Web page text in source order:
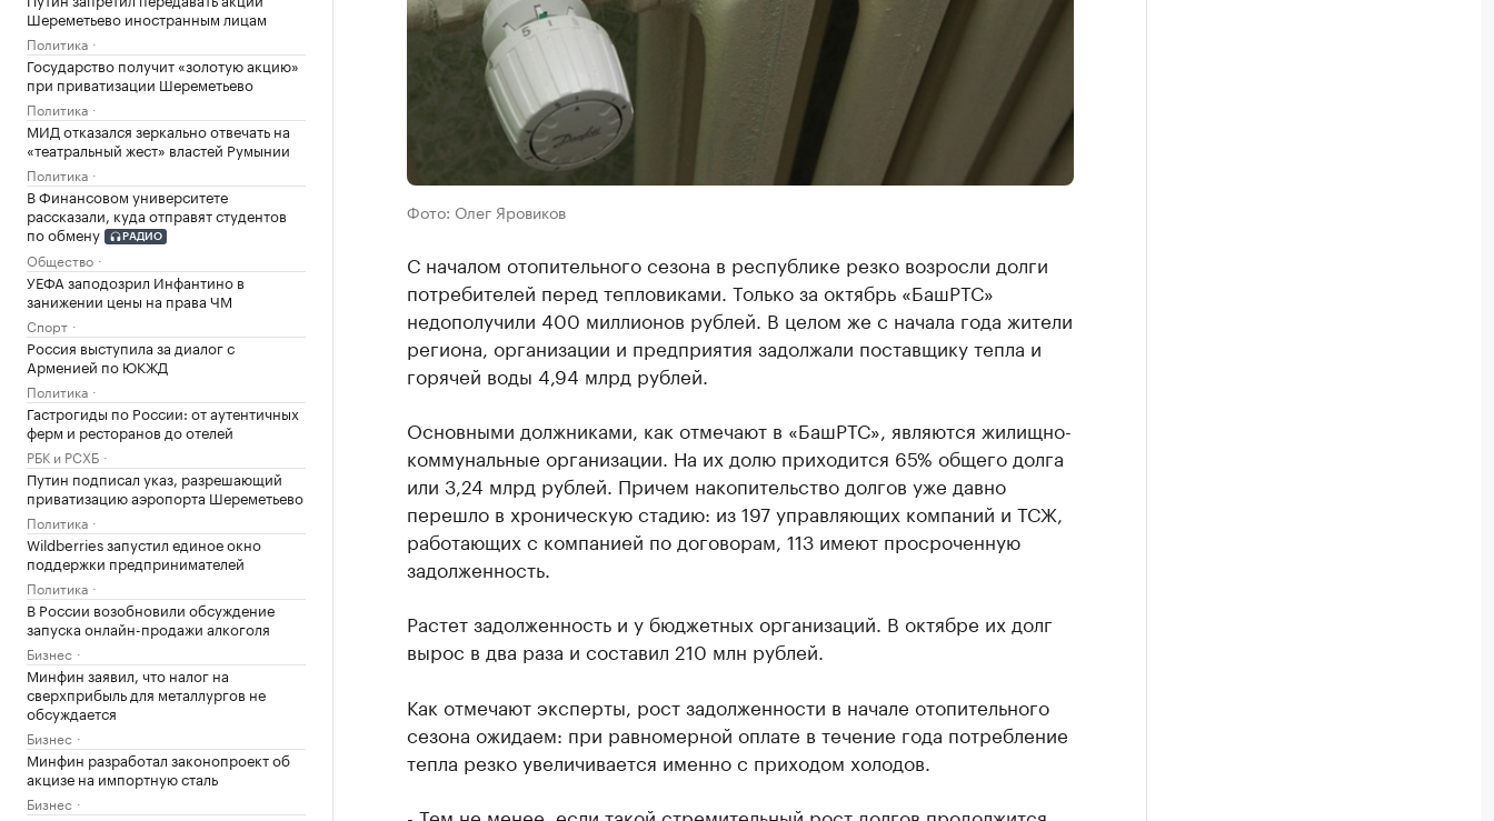
Шереметьево иностранным лицам
Политика
Государство получит «золотую акцию»
при приватизации Шереметьево
Политика
МИД отказался зеркально отвечать на
«театральный жест» властей Румынии
Политика
В Финансовом университете
рассказали, куда отправят студентов
по обмену
РАДИО
Общество
УЕФА заподозрил Инфантино в
занижении цены на права ЧМ
Спорт
Россия выступила за диалог с
Арменией по ЮКЖД
Политика
Гастрогиды по России: от аутентичных
ферм и ресторанов до отелей
РБК и РСХБ
Путин подписал указ, разрешающий
приватизацию аэропорта Шереметьево
Политика
Wildberries запустил единое окно
поддержки предпринимателей
Политика
В России возобновили обсуждение
запуска онлайн-продажи алкоголя
Бизнес
Минфин заявил, что налог на
сверхприбыль для металлургов не
обсуждается
Бизнес
Минфин разработал законопроект об
акцизе на импортную сталь
Бизнес
Фото: Олег Яровиков
С началом отопительного сезона в республике резко возросли долги
потребителей перед тепловиками. Только за октябрь «БашРТС»
недополучили 400 миллионов рублей. В целом же с начала года жители
региона, организации и предприятия задолжали поставщику тепла и
горячей воды 4,94 млрд рублей.
Основными должниками, как отмечают в «БашРТС», являются жилищно-
коммунальные организации. На их долю приходится 65% общего долга
или 3,24 млрд рублей. Причем накопительство долгов уже давно
перешло в хроническую стадию: из 197 управляющих компаний и ТСЖ,
работающих с компанией по договорам, 113 имеют просроченную
задолженность.
Растет задолженность и у бюджетных организаций. В октябре их долг
вырос в два раза и составил 210 млн рублей.
Как отмечают эксперты, рост задолженности в начале отопительного
сезона ожидаем: при равномерной оплате в течение года потребление
тепла резко увеличивается именно с приходом холодов.